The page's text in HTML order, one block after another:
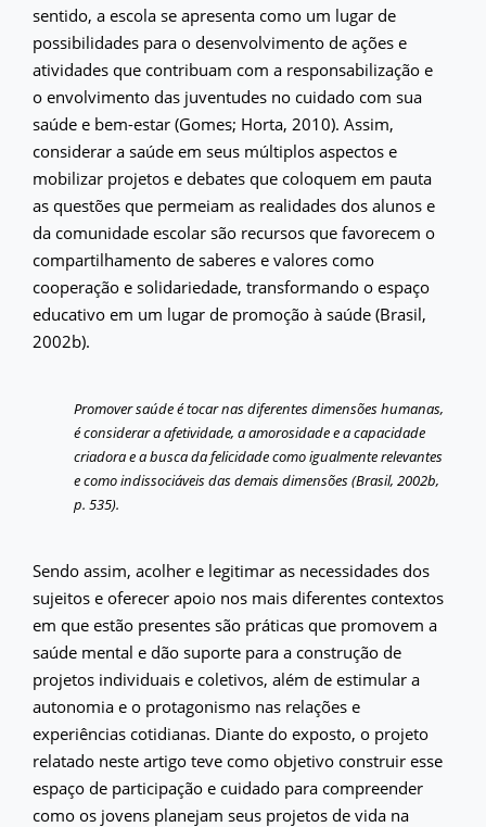
sentido, a escola se apresenta como um lugar de
possibilidades para o desenvolvimento de ações e
atividades que contribuam com a responsabilização e
o envolvimento das juventudes no cuidado com sua
saúde e bem-estar (Gomes; Horta, 2010). Assim,
considerar a saúde em seus múltiplos aspectos e
mobilizar projetos e debates que coloquem em pauta
as questões que permeiam as realidades dos alunos e
da comunidade escolar são recursos que favorecem o
compartilhamento de saberes e valores como
cooperação e solidariedade, transformando o espaço
educativo em um lugar de promoção à saúde (Brasil,
2002b).
Promover saúde é tocar nas diferentes dimensões humanas,
é considerar a afetividade, a amorosidade e a capacidade
criadora e a busca da felicidade como igualmente relevantes
e como indissociáveis das demais dimensões (Brasil, 2002b,
p. 535).
Sendo assim, acolher e legitimar as necessidades dos
sujeitos e oferecer apoio nos mais diferentes contextos
em que estão presentes são práticas que promovem a
saúde mental e dão suporte para a construção de
projetos individuais e coletivos, além de estimular a
autonomia e o protagonismo nas relações e
experiências cotidianas. Diante do exposto, o projeto
relatado neste artigo teve como objetivo construir esse
espaço de participação e cuidado para compreender
como os jovens planejam seus projetos de vida na